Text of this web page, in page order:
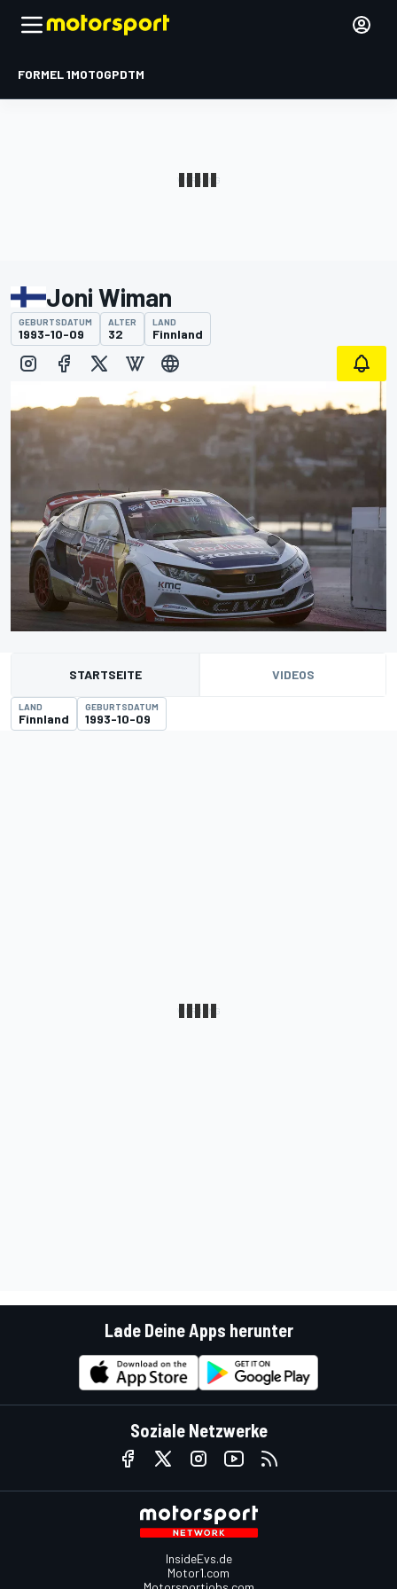
FORMEL 1MOTOGPDTM
Joni Wiman
GEBURTSDATUM
1993-10-09
ALTER
32
LAND
Finnland
STARTSEITE VIDEOS
LAND
Finnland
GEBURTSDATUM
1993-10-09
Lade Deine Apps herunter
Soziale Netzwerke
InsideEvs.de
Motor1.com